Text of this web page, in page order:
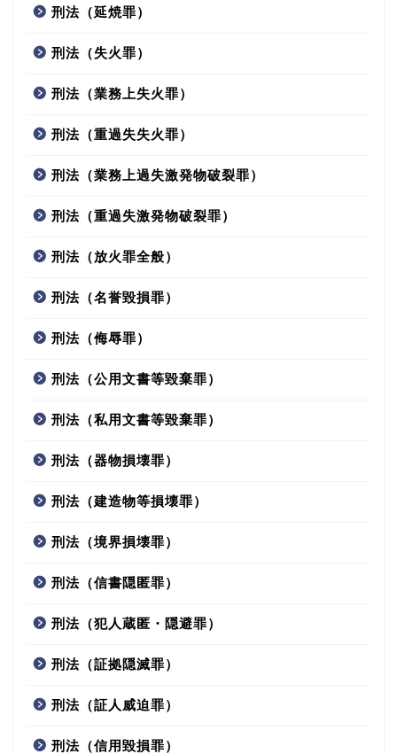
刑法（延焼罪）
刑法（失火罪）
刑法（業務上失火罪）
刑法（重過失失火罪）
刑法（業務上過失激発物破裂罪）
刑法（重過失激発物破裂罪）
刑法（放火罪全般）
刑法（名誉毀損罪）
刑法（侮辱罪）
刑法（公用文書等毀棄罪）
刑法（私用文書等毀棄罪）
刑法（器物損壊罪）
刑法（建造物等損壊罪）
刑法（境界損壊罪）
刑法（信書隠匿罪）
刑法（犯人蔵匿・隠避罪）
刑法（証拠隠滅罪）
刑法（証人威迫罪）
刑法（信用毀損罪）